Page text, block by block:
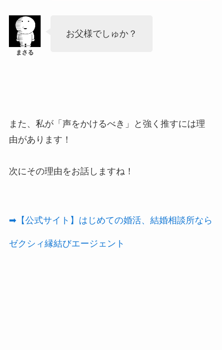
お父様でしゅか？
また、私が「声をかけるべき」と強く推すには理
由があります！
次にその理由をお話しますね！
➡【公式サイト】はじめての婚活、結婚相談所なら
ゼクシィ縁結びエージェント